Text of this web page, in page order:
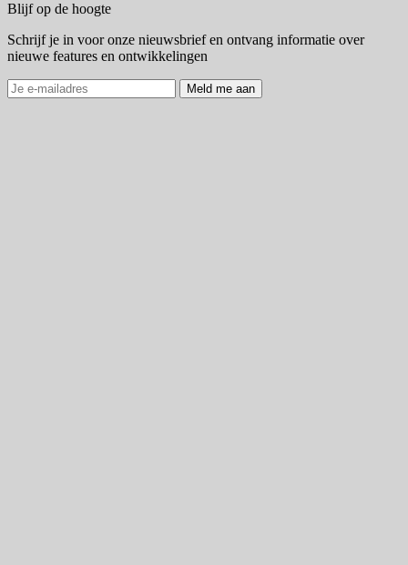
Blijf op de hoogte
Schrijf je in voor onze nieuwsbrief en ontvang informatie over
nieuwe features en ontwikkelingen
Meld me aan